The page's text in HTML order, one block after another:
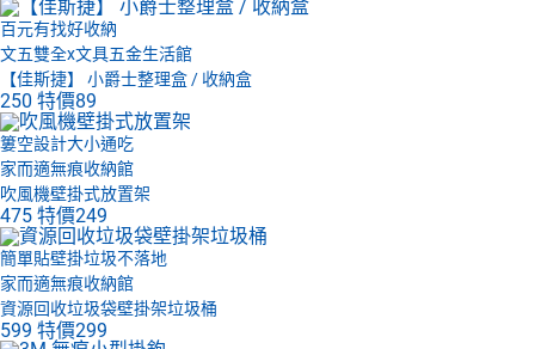
百元有找好收納
文五雙全x文具五金生活館
【佳斯捷】 小爵士整理盒 / 收納盒
250 特價89
簍空設計大小通吃
家而適無痕收納館
吹風機壁掛式放置架
475 特價249
簡單貼壁掛垃圾不落地
家而適無痕收納館
資源回收垃圾袋壁掛架垃圾桶
599 特價299